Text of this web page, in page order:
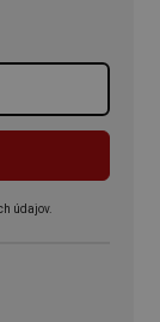
údajov.